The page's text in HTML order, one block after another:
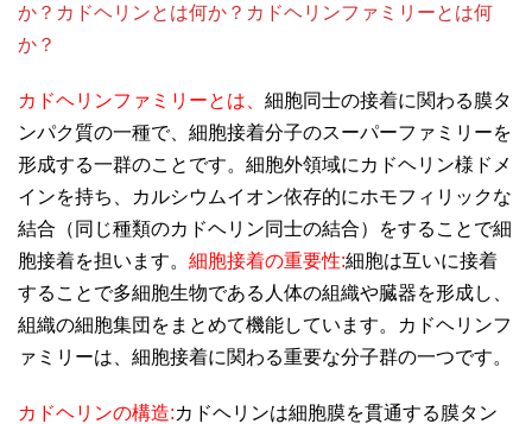
か？カドヘリンとは何か？カドヘリンファミリーとは何
か？
カドヘリンファミリーとは、 細胞同士の接着に関わる膜タ
ンパク質の一種で、細胞接着分子のスーパーファミリーを
形成する一群のことです。細胞外領域にカドヘリン様ドメ
インを持ち、カルシウムイオン依存的にホモフィリックな
結合（同じ種類のカドヘリン同士の結合）をすることで細
胞接着を担います。 細胞接着の重要性:細胞は互いに接着
することで多細胞生物である人体の組織や臓器を形成し、
組織の細胞集団をまとめて機能しています。カドヘリンフ
ァミリーは、細胞接着に関わる重要な分子群の一つです。
カドヘリンの構造:カドヘリンは細胞膜を貫通する膜タン